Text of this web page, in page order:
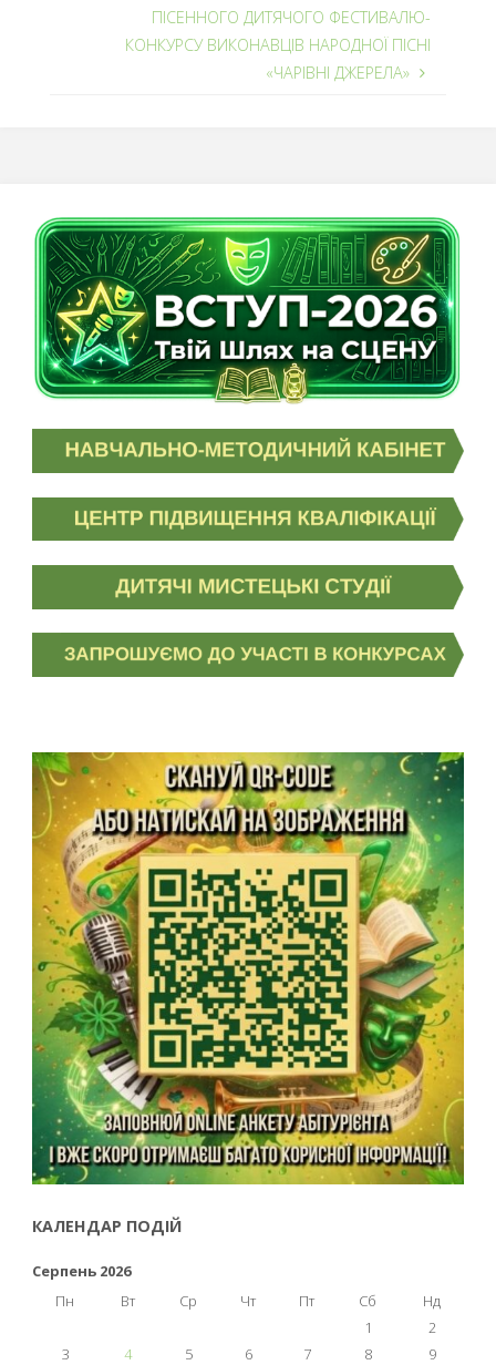
ПІСЕННОГО ДИТЯЧОГО ФЕСТИВАЛЮ-
КОНКУРСУ ВИКОНАВЦІВ НАРОДНОЇ ПІСНІ
«ЧАРІВНІ ДЖЕРЕЛА»
КАЛЕНДАР ПОДІЙ
Серпень 2026
Пн
Вт Ср Чт Пт Сб
Нд
1
2
3
4 5 6 7 8 9